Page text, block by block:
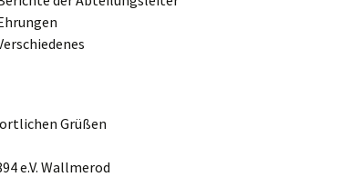
Grüßen
e.V. Wallmerod